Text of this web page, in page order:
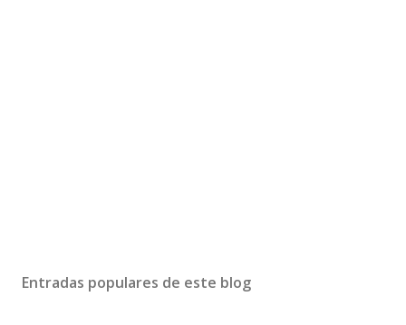
Entradas populares de este blog